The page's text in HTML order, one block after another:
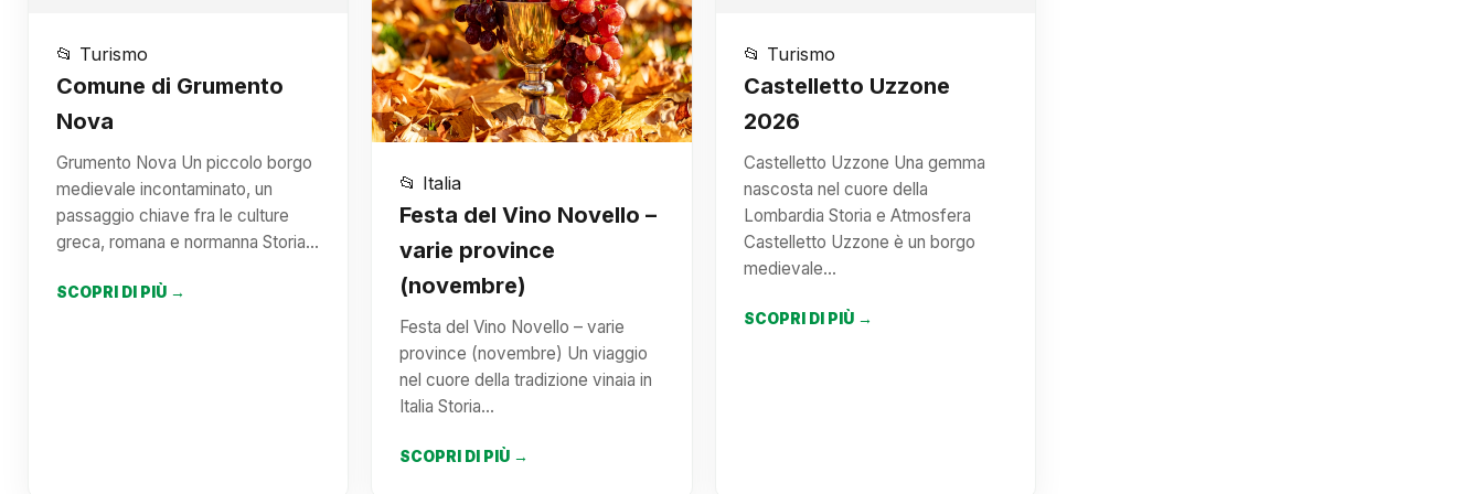
📂 Turismo
Comune di Grumento
Nova
Grumento Nova Un piccolo borgo
medievale incontaminato, un
passaggio chiave fra le culture
greca, romana e normanna Storia…
SCOPRI DI PIÙ →
📂 Italia
Festa del Vino Novello –
varie province
(novembre)
Festa del Vino Novello – varie
province (novembre) Un viaggio
nel cuore della tradizione vinaia in
Italia Storia…
SCOPRI DI PIÙ →
📂 Turismo
Castelletto Uzzone
2026
Castelletto Uzzone Una gemma
nascosta nel cuore della
Lombardia Storia e Atmosfera
Castelletto Uzzone è un borgo
medievale…
SCOPRI DI PIÙ →